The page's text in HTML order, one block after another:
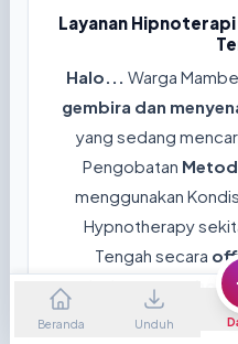
Layanan
Halo... Warga
gembira dan
yang sedang
Pengobatan
menggunakan
Hypnotherapy
Tengah secara
sebelumnya
mohon
Beranda Unduh